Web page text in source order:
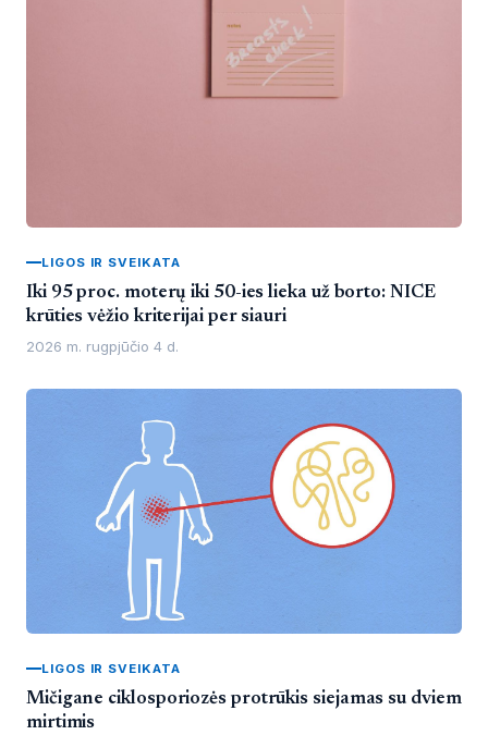
LIGOS IR SVEIKATA
Iki 95 proc. moterų iki 50-ies lieka už borto: NICE
krūties vėžio kriterijai per siauri
2026 m. rugpjūčio 4 d.
LIGOS IR SVEIKATA
Mičigane ciklosporiozės protrūkis siejamas su dviem
mirtimis